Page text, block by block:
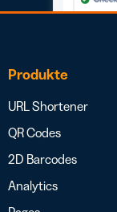
Produkte
URL Shortener
QR Codes
2D Barcodes
Analytics